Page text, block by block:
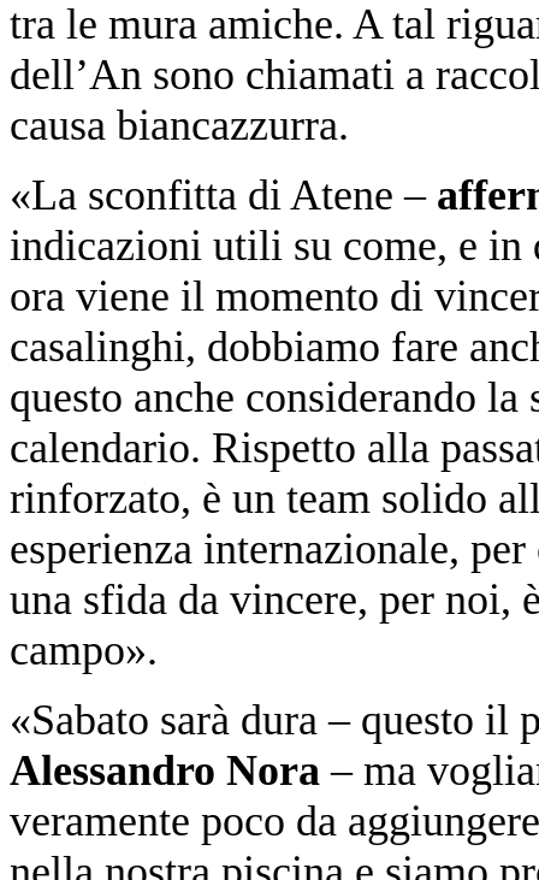
tra le mura amiche. A tal
dell’An sono chiamati a
causa biancazzurra.
«La sconfitta di Atene –
indicazioni utili su come, e in
ora viene il momento di
casalinghi, dobbiamo fare
questo anche considerando
calendario. Rispetto alla
rinforzato, è un team solido
esperienza internazionale,
una sfida da vincere, per noi,
campo».
«Sabato sarà dura – questo il
Alessandro Nora – ma
veramente poco da